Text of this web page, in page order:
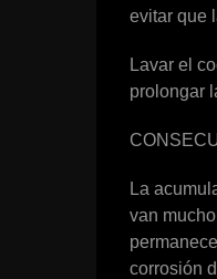
evitar que
Lavar el
prolongar
La
van
corrosión